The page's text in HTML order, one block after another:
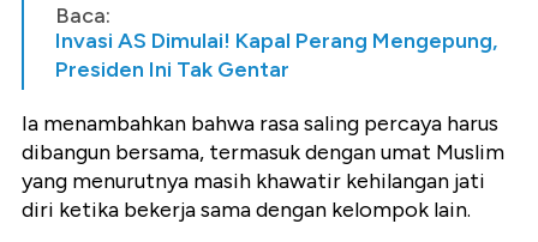
Baca:
Invasi AS Dimulai! Kapal Perang Mengepung,
Presiden Ini Tak Gentar
Ia menambahkan bahwa rasa saling percaya harus
dibangun bersama, termasuk dengan umat Muslim
yang menurutnya masih khawatir kehilangan jati
diri ketika bekerja sama dengan kelompok lain.